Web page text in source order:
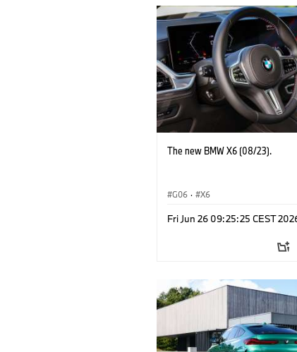
The new BMW X6 (08/23).
G06 · X6
Fri Jun 26 09:25:25 CEST